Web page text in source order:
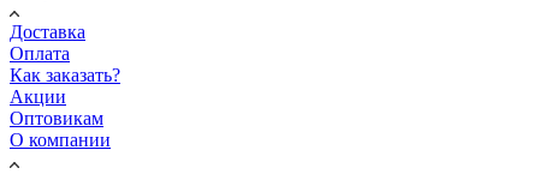
Доставка
Оплата
Как заказать?
Акции
Оптовикам
О компании